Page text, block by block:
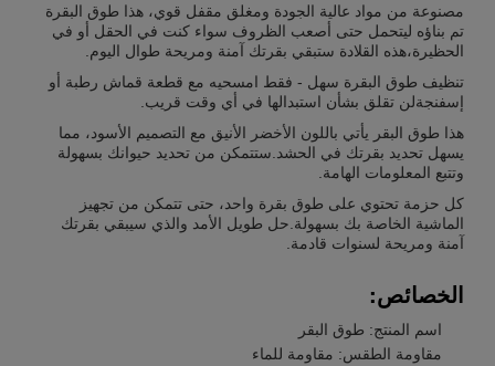
مصنوعة من مواد عالية الجودة ومغلق مقفل قوي، هذا طوق البقرة
تم بناؤه ليتحمل حتى أصعب الظروف سواء كنت في الحقل أو في
الحظيرة،هذه القلادة ستبقي بقرتك آمنة ومريحة طوال اليوم.
تنظيف طوق البقرة سهل - فقط امسحيه مع قطعة قماش رطبة أو
إسفنجةلن تقلق بشأن استبدالها في أي وقت قريب.
هذا طوق البقر يأتي باللون الأخضر الأنيق مع التصميم الأسود، مما
يسهل تحديد بقرتك في الحشد.ستتمكن من تحديد حيوانك بسهولة
وتتبع المعلومات الهامة.
كل حزمة تحتوي على طوق بقرة واحد، حتى تتمكن من تجهيز
الماشية الخاصة بك بسهولة.حل طويل الأمد والذي سيبقي بقرتك
آمنة ومريحة لسنوات قادمة.
الخصائص:
اسم المنتج: طوق البقر
مقاومة الطقس: مقاومة للماء